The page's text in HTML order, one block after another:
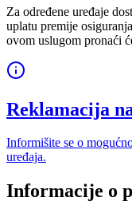
Za određene uređaje
uplatu premije
ovom uslugom pronaći
Reklamacija
Informišite se o
uređaja.
Informacije o